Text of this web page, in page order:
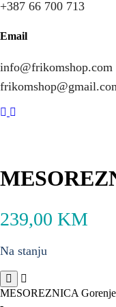
+387 66 700 713
Email
info@frikomshop.com
239,00 KM
Na stanju
MESOREZNICA